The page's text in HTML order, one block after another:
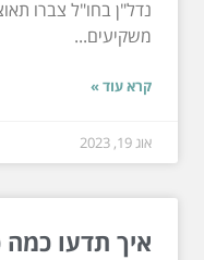
נדל"ן בחו"ל צברו
משקיעים...
קרא עוד »
אוג 19, 2023
איך תדעו